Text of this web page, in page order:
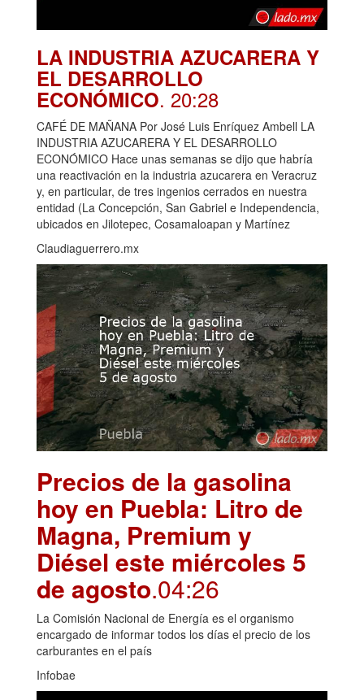
LA INDUSTRIA AZUCARERA Y
EL DESARROLLO
ECONÓMICO. 20:28
CAFÉ DE MAÑANA Por José Luis Enríquez Ambell LA
INDUSTRIA AZUCARERA Y EL DESARROLLO
ECONÓMICO Hace unas semanas se dijo que habría
una reactivación en la industria azucarera en Veracruz
y, en particular, de tres ingenios cerrados en nuestra
entidad (La Concepción, San Gabriel e Independencia,
ubicados en Jilotepec, Cosamaloapan y Martínez
Claudiaguerrero.mx
Precios de la gasolina
hoy en Puebla: Litro de
Magna, Premium y
Diésel este miércoles 5
de agosto.04:26
La Comisión Nacional de Energía es el organismo
encargado de informar todos los días el precio de los
carburantes en el país
Infobae